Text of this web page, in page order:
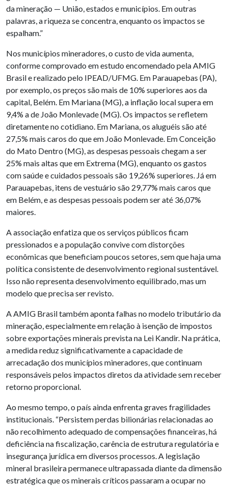
da mineração — União, estados e municípios. Em outras
palavras, a riqueza se concentra, enquanto os impactos se
espalham.”
Nos municípios mineradores, o custo de vida aumenta,
conforme comprovado em estudo encomendado pela AMIG
Brasil e realizado pelo IPEAD/UFMG. Em Parauapebas (PA),
por exemplo, os preços são mais de 10% superiores aos da
capital, Belém. Em Mariana (MG), a inflação local supera em
9,4% a de João Monlevade (MG). Os impactos se refletem
diretamente no cotidiano. Em Mariana, os aluguéis são até
27,5% mais caros do que em João Monlevade. Em Conceição
do Mato Dentro (MG), as despesas pessoais chegam a ser
25% mais altas que em Extrema (MG), enquanto os gastos
com saúde e cuidados pessoais são 19,26% superiores. Já em
Parauapebas, itens de vestuário são 29,77% mais caros que
em Belém, e as despesas pessoais podem ser até 36,07%
maiores.
A associação enfatiza que os serviços públicos ficam
pressionados e a população convive com distorções
econômicas que beneficiam poucos setores, sem que haja uma
política consistente de desenvolvimento regional sustentável.
Isso não representa desenvolvimento equilibrado, mas um
modelo que precisa ser revisto.
A AMIG Brasil também aponta falhas no modelo tributário da
mineração, especialmente em relação à isenção de impostos
sobre exportações minerais prevista na Lei Kandir. Na prática,
a medida reduz significativamente a capacidade de
arrecadação dos municípios mineradores, que continuam
responsáveis pelos impactos diretos da atividade sem receber
retorno proporcional.
Ao mesmo tempo, o país ainda enfrenta graves fragilidades
institucionais. “Persistem perdas bilionárias relacionadas ao
não recolhimento adequado de compensações financeiras, há
deficiência na fiscalização, carência de estrutura regulatória e
insegurança jurídica em diversos processos. A legislação
mineral brasileira permanece ultrapassada diante da dimensão
estratégica que os minerais críticos passaram a ocupar no